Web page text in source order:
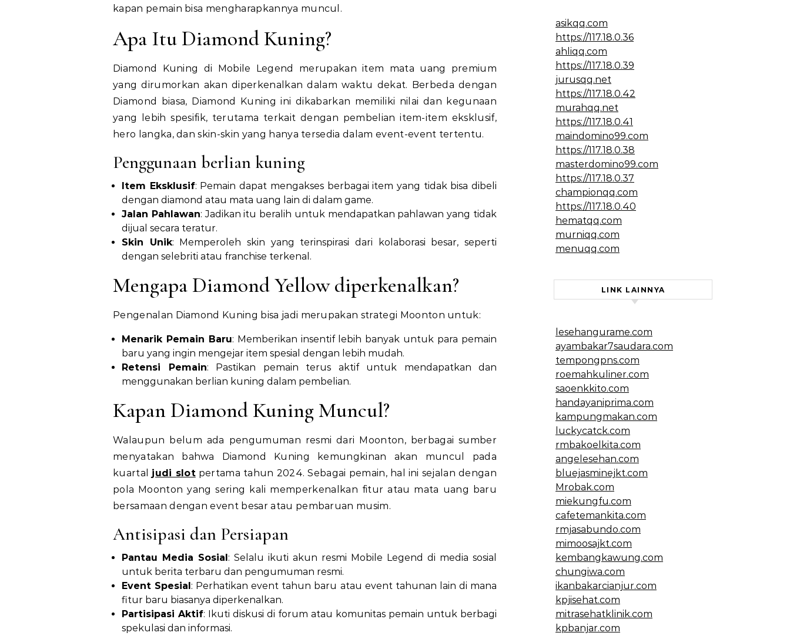
kapan pemain bisa mengharapkannya muncul.
Apa Itu Diamond Kuning?
Diamond Kuning di Mobile Legend merupakan item mata uang premium
yang dirumorkan akan diperkenalkan dalam waktu dekat. Berbeda dengan
Diamond biasa, Diamond Kuning ini dikabarkan memiliki nilai dan kegunaan
yang lebih spesifik, terutama terkait dengan pembelian item-item eksklusif,
hero langka, dan skin-skin yang hanya tersedia dalam event-event tertentu.
Penggunaan berlian kuning
Item Eksklusif: Pemain dapat mengakses berbagai item yang tidak bisa dibeli
dengan diamond atau mata uang lain di dalam game.
Jalan Pahlawan: Jadikan itu beralih untuk mendapatkan pahlawan yang tidak
dijual secara teratur.
Skin Unik: Memperoleh skin yang terinspirasi dari kolaborasi besar, seperti
dengan selebriti atau franchise terkenal.
Mengapa Diamond Yellow diperkenalkan?
Pengenalan Diamond Kuning bisa jadi merupakan strategi Moonton untuk:
Menarik Pemain Baru: Memberikan insentif lebih banyak untuk para pemain
baru yang ingin mengejar item spesial dengan lebih mudah.
Retensi Pemain: Pastikan pemain terus aktif untuk mendapatkan dan
menggunakan berlian kuning dalam pembelian.
Kapan Diamond Kuning Muncul?
Walaupun belum ada pengumuman resmi dari Moonton, berbagai sumber
menyatakan bahwa Diamond Kuning kemungkinan akan muncul pada
kuartal judi slotpertama tahun 2024. Sebagai pemain, hal ini sejalan dengan
pola Moonton yang sering kali memperkenalkan fitur atau mata uang baru
bersamaan dengan event besar atau pembaruan musim.
Antisipasi dan Persiapan
Pantau Media Sosial: Selalu ikuti akun resmi Mobile Legend di media sosial
untuk berita terbaru dan pengumuman resmi.
Event Spesial: Perhatikan event tahun baru atau event tahunan lain di mana
fitur baru biasanya diperkenalkan.
Partisipasi Aktif: Ikuti diskusi di forum atau komunitas pemain untuk berbagi
spekulasi dan informasi.
asikqq.com
https://117.18.0.36
ahliqq.com
https://117.18.0.39
jurusqq.net
https://117.18.0.42
murahqq.net
https://117.18.0.41
maindomino99.com
https://117.18.0.38
masterdomino99.com
https://117.18.0.37
championqq.com
https://117.18.0.40
hematqq.com
murniqq.com
menuqq.com
LINK LAINNYA
lesehangurame.com
ayambakar7saudara.com
tempongpns.com
roemahkuliner.com
saoenkkito.com
handayaniprima.com
kampungmakan.com
luckycatck.com
rmbakoelkita.com
angelesehan.com
bluejasminejkt.com
Mrobak.com
miekungfu.com
cafetemankita.com
rmjasabundo.com
mimoosajkt.com
kembangkawung.com
chungiwa.com
ikanbakarcianjur.com
kpjisehat.com
mitrasehatklinik.com
kpbanjar.com